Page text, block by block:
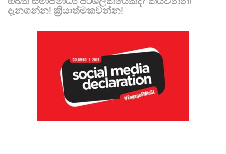
දැනගන්න! ක්‍රියාත්මකවන්න!